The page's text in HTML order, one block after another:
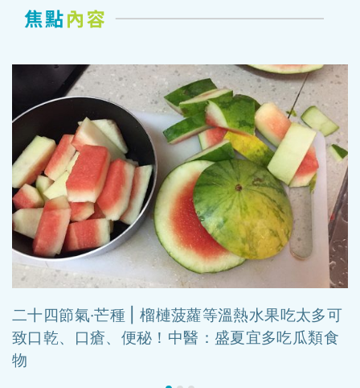
二十四節氣‧芒種 | 榴槤菠蘿等溫熱水果吃太多可
致口乾、口瘡、便秘！中醫：盛夏宜多吃瓜類食
物